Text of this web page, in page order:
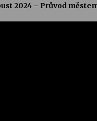
2024 – Průvod